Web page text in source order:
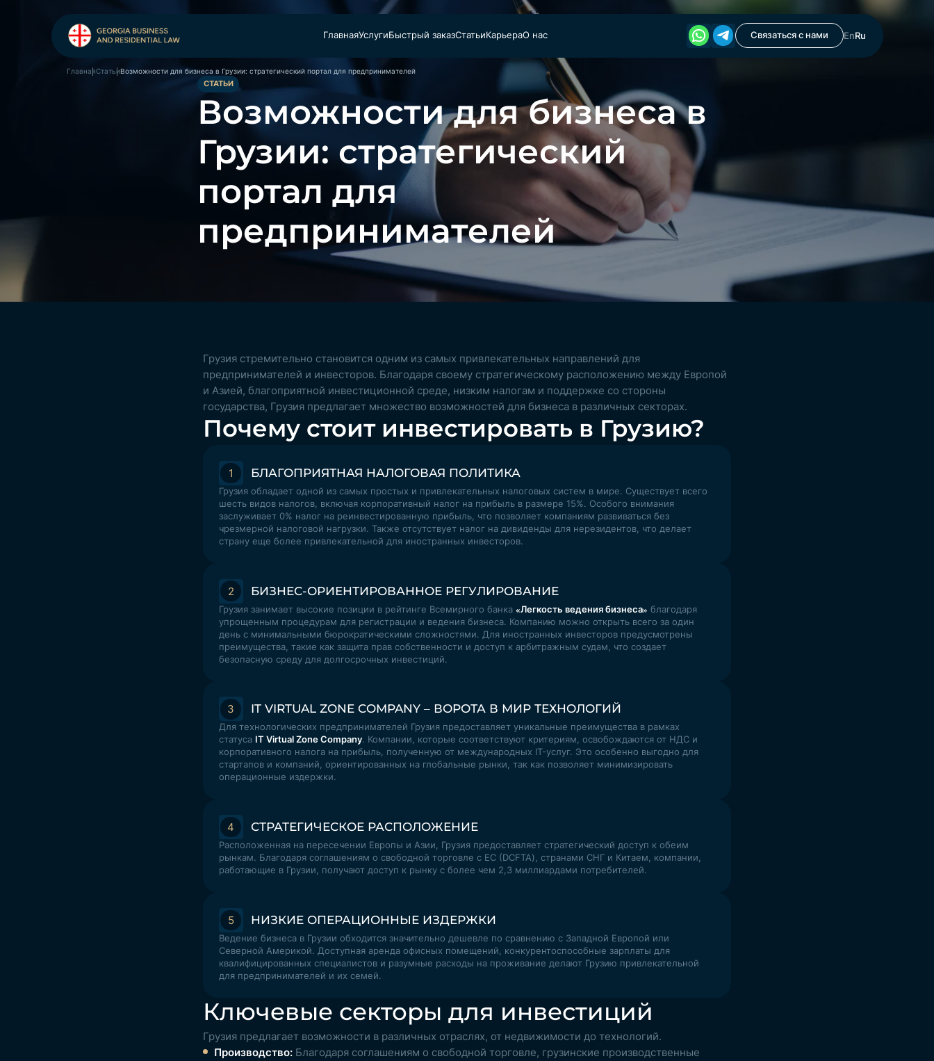
ГлавнаяУслугиБыстрый заказСтатьиКарьераО нас EnRu
Связаться с нами
ГлавнаяСтатьиВозможности для бизнеса в Грузии: стратегический портал для предпринимателей
СТАТЬИ
Возможности для бизнеса в
Грузии: стратегический
портал для
предпринимателей
Грузия стремительно становится одним из самых привлекательных направлений для
предпринимателей и инвесторов. Благодаря своему стратегическому расположению между Европой
и Азией, благоприятной инвестиционной среде, низким налогам и поддержке со стороны
государства, Грузия предлагает множество возможностей для бизнеса в различных секторах.
Почему стоит инвестировать в Грузию?
1 БЛАГОПРИЯТНАЯ НАЛОГОВАЯ ПОЛИТИКА
Грузия обладает одной из самых простых и привлекательных налоговых систем в мире. Существует всего
шесть видов налогов, включая корпоративный налог на прибыль в размере 15%. Особого внимания
заслуживает 0% налог на реинвестированную прибыль, что позволяет компаниям развиваться без
чрезмерной налоговой нагрузки. Также отсутствует налог на дивиденды для нерезидентов, что делает
страну еще более привлекательной для иностранных инвесторов.
2 БИЗНЕС-ОРИЕНТИРОВАННОЕ РЕГУЛИРОВАНИЕ
Грузия занимает высокие позиции в рейтинге Всемирного банка «Легкость ведения бизнеса» благодаря
упрощенным процедурам для регистрации и ведения бизнеса. Компанию можно открыть всего за один
день с минимальными бюрократическими сложностями. Для иностранных инвесторов предусмотрены
преимущества, такие как защита прав собственности и доступ к арбитражным судам, что создает
безопасную среду для долгосрочных инвестиций.
3 IT VIRTUAL ZONE COMPANY – ВОРОТА В МИР ТЕХНОЛОГИЙ
Для технологических предпринимателей Грузия предоставляет уникальные преимущества в рамках
статуса IT Virtual Zone Company. Компании, которые соответствуют критериям, освобождаются от НДС и
корпоративного налога на прибыль, полученную от международных IT-услуг. Это особенно выгодно для
стартапов и компаний, ориентированных на глобальные рынки, так как позволяет минимизировать
операционные издержки.
4 СТРАТЕГИЧЕСКОЕ РАСПОЛОЖЕНИЕ
Расположенная на пересечении Европы и Азии, Грузия предоставляет стратегический доступ к обеим
рынкам. Благодаря соглашениям о свободной торговле с ЕС (DCFTA), странами СНГ и Китаем, компании,
работающие в Грузии, получают доступ к рынку с более чем 2,3 миллиардами потребителей.
5 НИЗКИЕ ОПЕРАЦИОННЫЕ ИЗДЕРЖКИ
Ведение бизнеса в Грузии обходится значительно дешевле по сравнению с Западной Европой или
Северной Америкой. Доступная аренда офисных помещений, конкурентоспособные зарплаты для
квалифицированных специалистов и разумные расходы на проживание делают Грузию привлекательной
для предпринимателей и их семей.
Ключевые секторы для инвестиций
Грузия предлагает возможности в различных отраслях, от недвижимости до технологий.
Производство:Благодаря соглашениям о свободной торговле, грузинские производственные